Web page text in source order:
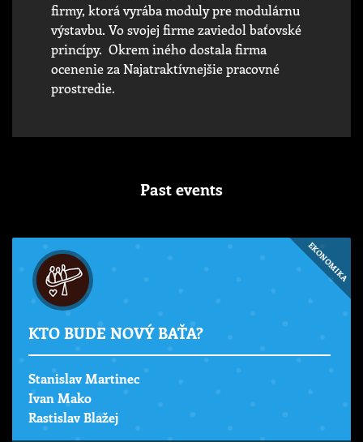
firmy, ktorá vyrába moduly pre modulárnu
výstavbu. Vo svojej firme zaviedol baťovské
princípy. Okrem iného dostala firma
ocenenie za Najatraktívnejšie pracovné
prostredie.
Past events
EKONOMIKA
KTO BUDE NOVÝ BAŤA?
Stanislav Martinec
Ivan Mako
Rastislav Blažej